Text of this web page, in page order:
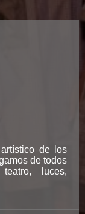
de los
de todos
luces,